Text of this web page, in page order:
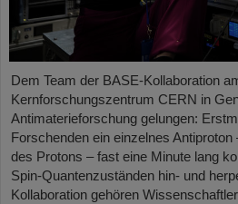
Dem Team der BASE-Kollaboration
Kernforschungszentrum CERN in
Antimaterieforschung gelungen:
Forschenden ein einzelnes
des Protons – fast eine Minute lang
Spin-Quantenzuständen hin- und
Kollaboration gehören